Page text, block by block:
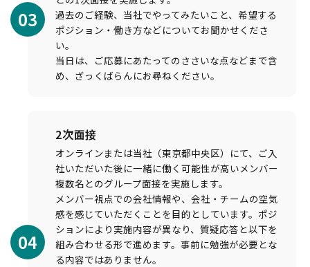
03
過去のご経験、当社でやってみたいこと、希望する
ポジション・働き方などについてお聞かせくださ
い。
当日は、ご応募にあたってのささいな点などまで含
め、ざっくばらんにお尋ねください。
04
2次面接
オンラインまたは当社（東京都中央区）にて、ご入
社いただいた後に一緒に働く可能性が高いメンバー
複数名とのグループ面接を実施します。
メンバー視点での会社情報や、会社・チームの空気
感を感じていただくことを目的としています。ポジ
ションにより実施内容が異なり、質疑応答と以下を
組み合わせる形で進めます。事前に勉強が必要とな
る内容ではありません。
現在募集中の職種
選考プロセス概要
応募フォーム